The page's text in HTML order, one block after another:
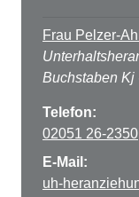
Frau Pelzer-Ahl
Buchstaben Kj
Telefon:
02051 26-2350
E-Mail:
uh-